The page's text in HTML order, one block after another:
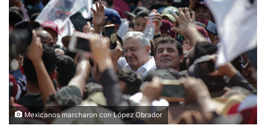
Mexicanos marcharon con López Obrador